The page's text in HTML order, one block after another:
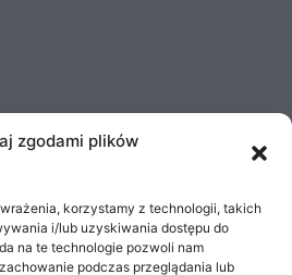
zgodami plików
korzystamy z technologii, takich
i/lub uzyskiwania dostępu do
na te technologie pozwoli nam
podczas przeglądania lub
NA FACEBOOKU
Tanowo